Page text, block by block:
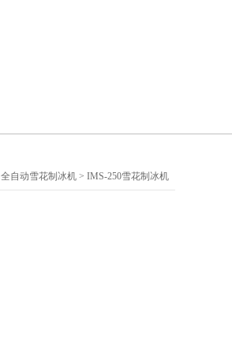
全自动雪花制冰机 > IMS-250雪花制冰机